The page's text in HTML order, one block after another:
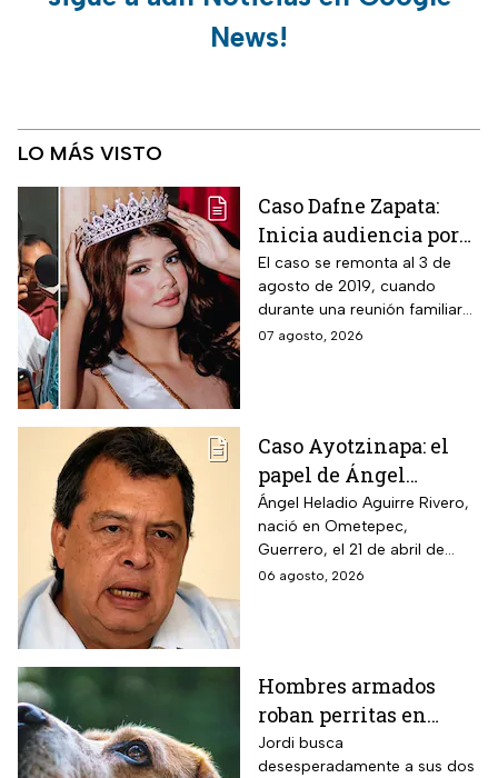
News!
LO MÁS VISTO
Caso Dafne Zapata:
Inicia audiencia por
abuso sexual
cometido por su padre
El caso se remonta al 3 de
agosto de 2019, cuando
durante una reunión familiar
celebrada en la casa de la
07 agosto, 2026
Caso Ayotzinapa: el
papel de Ángel
Aguirre en la
desaparición de los
normalistas en 2014
Ángel Heladio Aguirre Rivero,
nació en Ometepec,
Guerrero, el 21 de abril de
1956. Estudió la Licenciatura
06 agosto, 2026
Hombres armados
roban perritas en
Veracruz
Jordi busca
desesperadamente a sus dos